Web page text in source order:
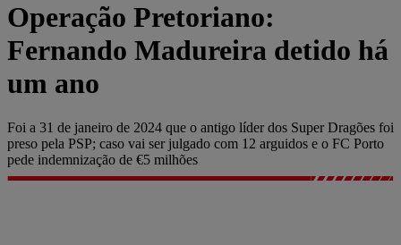
Operação Pretoriano:
Fernando Madureira detido há
um ano
Foi a 31 de janeiro de 2024 que o antigo líder dos Super Dragões foi
preso pela PSP; caso vai ser julgado com 12 arguidos e o FC Porto
pede indemnização de €5 milhões